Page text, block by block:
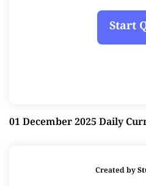
01 December 2025 Daily
Created by